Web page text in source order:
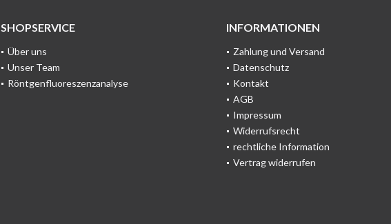
SHOPSERVICE
Über uns
Unser Team
Röntgenfluoreszenzanalyse
INFORMATIONEN
Zahlung und Versand
Datenschutz
Kontakt
AGB
Impressum
Widerrufsrecht
rechtliche Information
Vertrag widerrufen